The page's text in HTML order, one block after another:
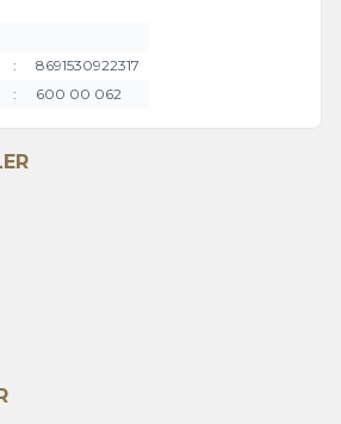
:
8691530922317
: 600 00 062